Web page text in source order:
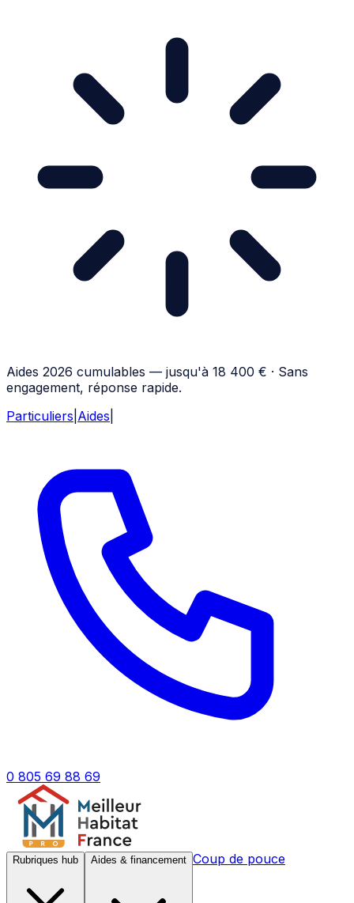
Aides 2026 cumulables — jusqu'à 18 400 € · Sans
engagement, réponse rapide.
Particuliers Aides
0 805 69 88 69
Rubriques hub Aides & financement Coup de pouce